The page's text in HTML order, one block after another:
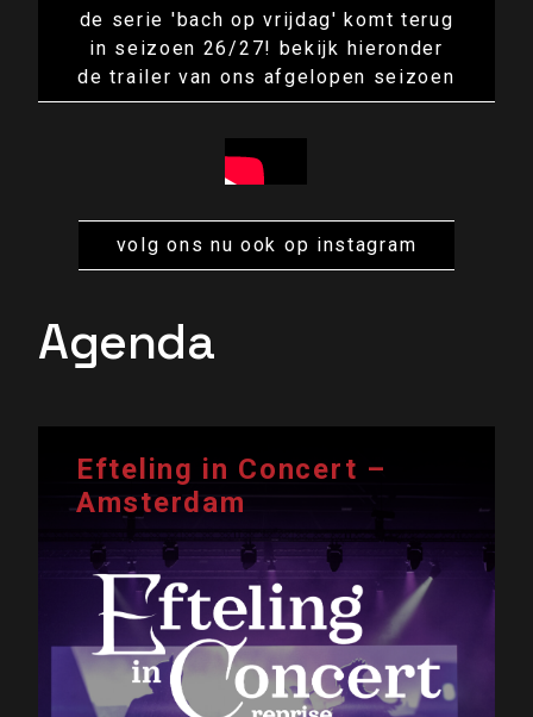
de serie 'bach op vrijdag' komt terug
in seizoen 26/27! bekijk hieronder
de trailer van ons afgelopen seizoen
volg ons nu ook op instagram
Agenda
Efteling in Concert –
Amsterdam